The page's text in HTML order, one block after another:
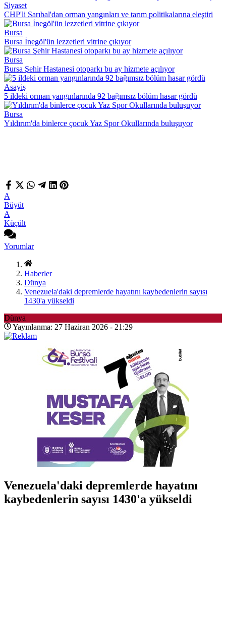
Siyaset
CHP'li Sarıbal'dan orman yangınları ve tarım politikalarına eleştiri
Bursa
Bursa İnegöl'ün lezzetleri vitrine çıkıyor
Bursa
Bursa Şehir Hastanesi otoparkı bu ay hizmete açılıyor
Asayiş
5 ildeki orman yangınlarında 92 bağımsız bölüm hasar gördü
Bursa
Yıldırım'da binlerce çocuk Yaz Spor Okullarında buluşuyor
A
Büyüt
A
Küçült
Yorumlar
Haberler
Dünya
Venezuela'daki depremlerde hayatını kaybedenlerin sayısı
1430'a yükseldi
Dünya
Yayınlanma: 27 Haziran 2026 - 21:29
Venezuela'daki depremlerde hayatını
kaybedenlerin sayısı 1430'a yükseldi